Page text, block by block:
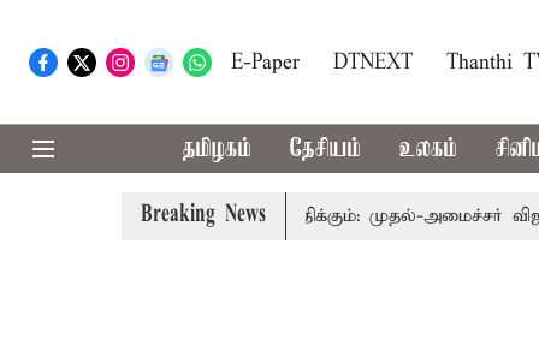
E-Paper DTNEXT Thanthi
தமிழகம் தேசியம் உலகம்
Breaking News
தொகுதி மறுவரையறை பாதிக்கும்: முதல்-அமைச்சர் விஜய்